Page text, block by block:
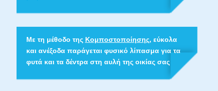
Με τη μέθοδο της Κομποστοποίησης, εύκολα
και ανέξοδα παράγεται φυσικό λίπασμα για τα
φυτά και τα δέντρα στη αυλή της οικίας σας